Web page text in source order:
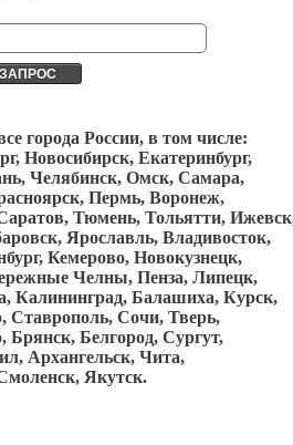
города России, в том числе:
Новосибирск, Екатеринбург,
Челябинск, Омск, Самара,
Пермь, Воронеж,
Тюмень, Тольятти,
Ярославль, Владивосток,
Кемерово, Новокузнецк,
Челны, Пенза, Липецк,
Калининград, Балашиха, Курск,
Ставрополь, Сочи, Тверь,
Брянск, Белгород, Сургут,
Архангельск, Чита,
Якутск.